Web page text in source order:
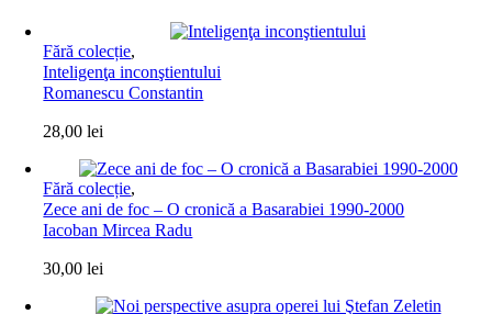
Fără colecție,
Inteligenţa inconştientului
Romanescu Constantin
28,00lei
Fără colecție,
Zece ani de foc – O cronică a Basarabiei 1990-2000
Iacoban Mircea Radu
30,00lei